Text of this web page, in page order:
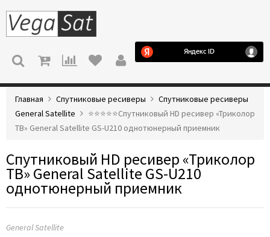
МЕНЮ
Главная Спутниковые ресиверы
Спутниковые ресиверы
General Satellite
⭐️⭐️⭐️⭐️⭐️Спутниковый HD ресивер «Триколор
ТВ» General Satellite GS-U210 однотюнерный приемник
Спутниковый HD ресивер «Триколор
ТВ» General Satellite GS-U210
однотюнерный приемник
General Satellite